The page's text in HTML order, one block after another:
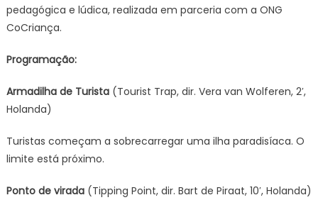
pedagógica e lúdica, realizada em parceria com a ONG
CoCriança.
Programação:
Armadilha de Turista(Tourist Trap, dir. Vera van Wolferen, 2′,
Holanda)
Turistas começam a sobrecarregar uma ilha paradisíaca. O
limite está próximo.
Ponto de virada(Tipping Point, dir. Bart de Piraat, 10′, Holanda)